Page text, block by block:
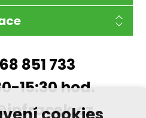
851 733
15:30 hod.